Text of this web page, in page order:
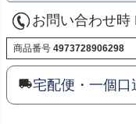
お問い合わせ時
商品番号 4973728906298
宅配便・一個口